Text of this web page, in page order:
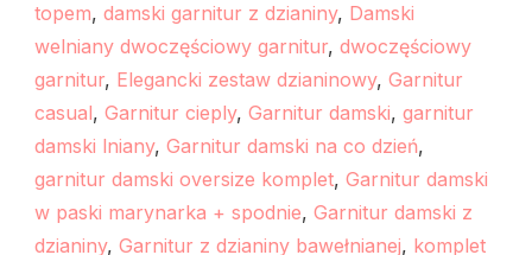
topem, damski garnitur z dzianiny, Damski
welniany dwoczęściowy garnitur, dwoczęściowy
garnitur, Elegancki zestaw dzianinowy, Garnitur
casual, Garnitur cieply, Garnitur damski, garnitur
damski lniany, Garnitur damski na co dzień,
garnitur damski oversize komplet, Garnitur damski
w paski marynarka + spodnie, Garnitur damski z
dzianiny, Garnitur z dzianiny bawełnianej, komplet